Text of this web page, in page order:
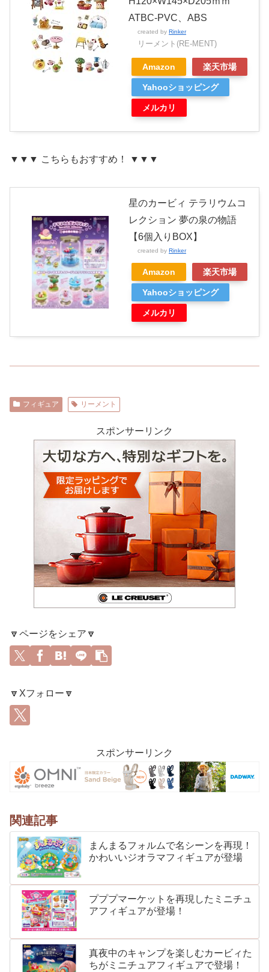
ATBC-PVC、ABS
created by Rinker
リーメント(RE-MENT)
Amazon 楽天市場
Yahooショッピング
メルカリ
▼▼▼ こちらもおすすめ！ ▼▼▼
星のカービィ テラリウムコ
レクション 夢の泉の物語
【6個入りBOX】
created by Rinker
Amazon 楽天市場
Yahooショッピング
メルカリ
フィギュア リーメント
スポンサーリンク
🔽ページをシェア🔽
🔽Xフォロー🔽
スポンサーリンク
関連記事
まんまるフォルムで名シーンを再現！
かわいいジオラマフィギュアが登場
プププマーケットを再現したミニチュ
アフィギュアが登場！
真夜中のキャンプを楽しむカービィた
ちがミニチュアフィギュアで登場！